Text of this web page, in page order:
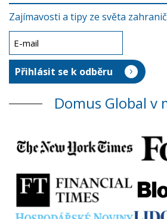
Zajímavosti a tipy ze světa
Domus Global v